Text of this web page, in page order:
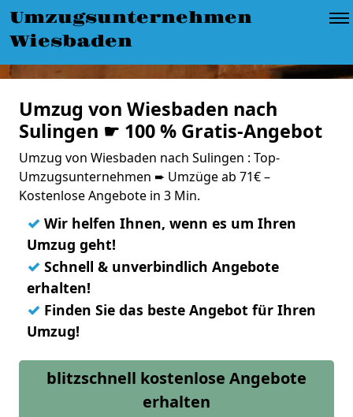
Umzugsunternehmen
Wiesbaden
Umzug von Wiesbaden nach
Sulingen ☛ 100 % Gratis-Angebot
Umzug von Wiesbaden nach Sulingen : Top-
Umzugsunternehmen ➨ Umzüge ab 71€ –
Kostenlose Angebote in 3 Min.
✓ Wir helfen Ihnen, wenn es um Ihren
Umzug geht!
✓ Schnell & unverbindlich Angebote
erhalten!
✓ Finden Sie das beste Angebot für Ihren
Umzug!
blitzschnell kostenlose Angebote
erhalten